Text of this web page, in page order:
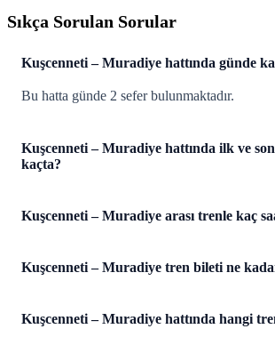
Sıkça Sorulan Sorular
Kuşcenneti – Muradiye hattında günde
Bu hatta günde 2 sefer bulunmaktadır.
Kuşcenneti – Muradiye hattında ilk ve
kaçta?
Kuşcenneti – Muradiye arası trenle kaç
Kuşcenneti – Muradiye tren bileti ne
Kuşcenneti – Muradiye hattında hangi